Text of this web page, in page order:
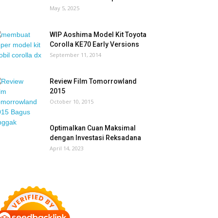
May 5, 2025
WIP Aoshima Model Kit Toyota
Corolla KE70 Early Versions
September 11, 2014
Review Film Tomorrowland
2015
October 10, 2015
Optimalkan Cuan Maksimal
dengan Investasi Reksadana
April 14, 2023